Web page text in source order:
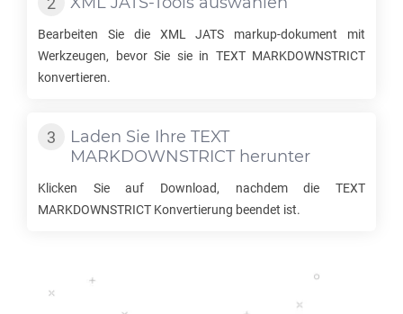
Bearbeiten Sie die XML JATS markup-dokument mit
Werkzeugen, bevor Sie sie in TEXT MARKDOWNSTRICT
konvertieren.
Laden Sie Ihre TEXT
MARKDOWNSTRICTherunter
Klicken Sie auf Download, nachdem die TEXT
MARKDOWNSTRICT Konvertierung beendet ist.